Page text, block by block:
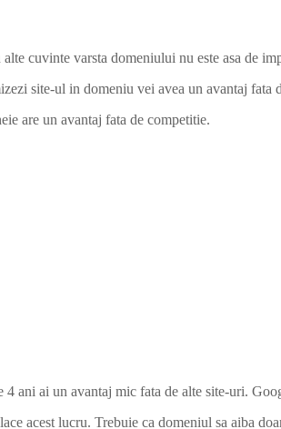
cuvinte varsta domeniului nu este asa de
site-ul in domeniu vei avea un avantaj fata
are un avantaj fata de competitie.
ai un avantaj mic fata de alte site-uri.
acest lucru. Trebuie ca domeniul sa aiba